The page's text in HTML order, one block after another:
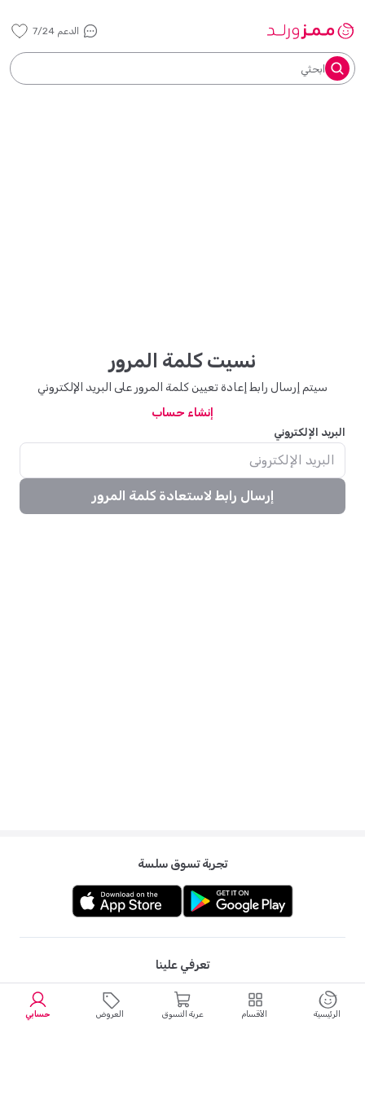
الدعم 7/24
ابحثي
نسيت كلمة المرور
سيتم إرسال رابط إعادة تعيين كلمة المرور على البريد الإلكتروني
إنشاء حساب
البريد الإلكتروني
إرسال رابط لاستعادة كلمة المرور
الرئيسية الأقسام عربة التسوق العروض حسابي
تجربة تسوق سلسة
تعرفي علينا